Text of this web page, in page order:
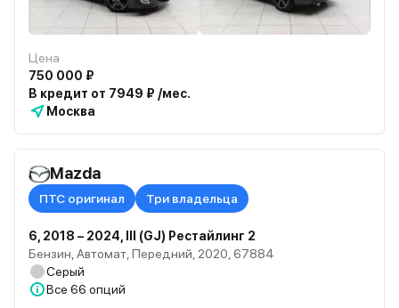
Цена
750 000 ₽
В кредит от 7949 ₽ /мес.
Москва
Mazda
ПТС оригинал Три владельца
6, 2018 – 2024, III (GJ) Рестайлинг 2
Бензин, Автомат, Передний, 2020, 67884
Серый
Все 66 опций